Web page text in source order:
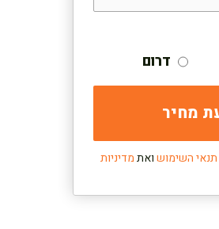
דרום
תנאי השימושואתמדיניות